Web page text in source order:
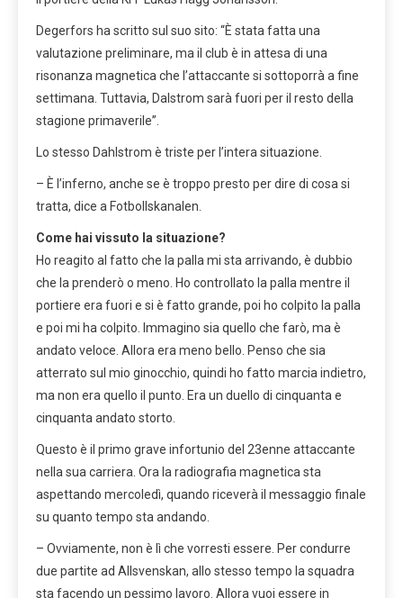
Degerfors ha scritto sul suo sito: “È stata fatta una
valutazione preliminare, ma il club è in attesa di una
risonanza magnetica che l’attaccante si sottoporrà a fine
settimana. Tuttavia, Dalstrom sarà fuori per il resto della
stagione primaverile”.
Lo stesso Dahlstrom è triste per l’intera situazione.
– È l’inferno, anche se è troppo presto per dire di cosa si
tratta, dice a Fotbollskanalen.
Come hai vissuto la situazione?
Ho reagito al fatto che la palla mi sta arrivando, è dubbio
che la prenderò o meno. Ho controllato la palla mentre il
portiere era fuori e si è fatto grande, poi ho colpito la palla
e poi mi ha colpito. Immagino sia quello che farò, ma è
andato veloce. Allora era meno bello. Penso che sia
atterrato sul mio ginocchio, quindi ho fatto marcia indietro,
ma non era quello il punto. Era un duello di cinquanta e
cinquanta andato storto.
Questo è il primo grave infortunio del 23enne attaccante
nella sua carriera. Ora la radiografia magnetica sta
aspettando mercoledì, quando riceverà il messaggio finale
su quanto tempo sta andando.
– Ovviamente, non è lì che vorresti essere. Per condurre
due partite ad Allsvenskan, allo stesso tempo la squadra
sta facendo un pessimo lavoro. Allora vuoi essere in